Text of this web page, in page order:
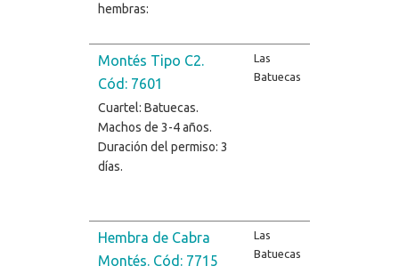
hembras:
Montés Tipo C2.
Cód: 7601
Cuartel: Batuecas.
Machos de 3-4 años.
Duración del permiso: 3
días.
Las
Batuecas
Hembra de Cabra
Montés. Cód: 7715
Las
Batuecas